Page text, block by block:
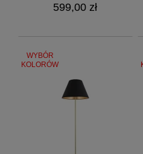
599,00 zł
WYBÓR
KOLORÓW